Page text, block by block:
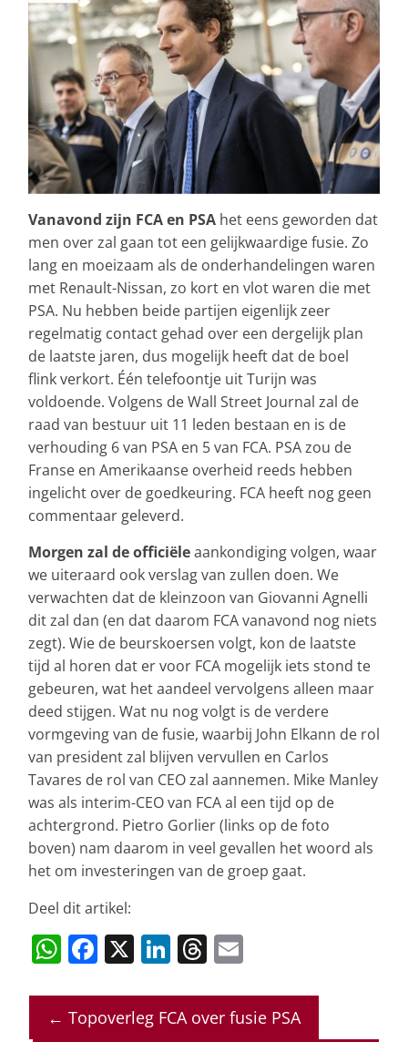
Vanavond zijn FCA en PSA het eens geworden dat
men over zal gaan tot een gelijkwaardige fusie. Zo
lang en moeizaam als de onderhandelingen waren
met Renault-Nissan, zo kort en vlot waren die met
PSA. Nu hebben beide partijen eigenlijk zeer
regelmatig contact gehad over een dergelijk plan
de laatste jaren, dus mogelijk heeft dat de boel
flink verkort. Één telefoontje uit Turijn was
voldoende. Volgens de Wall Street Journal zal de
raad van bestuur uit 11 leden bestaan en is de
verhouding 6 van PSA en 5 van FCA. PSA zou de
Franse en Amerikaanse overheid reeds hebben
ingelicht over de goedkeuring. FCA heeft nog geen
commentaar geleverd.
Morgen zal de officiëleaankondiging volgen, waar
we uiteraard ook verslag van zullen doen. We
verwachten dat de kleinzoon van Giovanni Agnelli
dit zal dan (en dat daarom FCA vanavond nog niets
zegt). Wie de beurskoersen volgt, kon de laatste
tijd al horen dat er voor FCA mogelijk iets stond te
gebeuren, wat het aandeel vervolgens alleen maar
deed stijgen. Wat nu nog volgt is de verdere
vormgeving van de fusie, waarbij John Elkann de rol
van president zal blijven vervullen en Carlos
Tavares de rol van CEO zal aannemen. Mike Manley
was als interim-CEO van FCA al een tijd op de
achtergrond. Pietro Gorlier (links op de foto
boven) nam daarom in veel gevallen het woord als
het om investeringen van de groep gaat.
Deel dit artikel:
W
at
F
c
X Li
k
T
re ai
← Topoverleg FCA over fusie PSA